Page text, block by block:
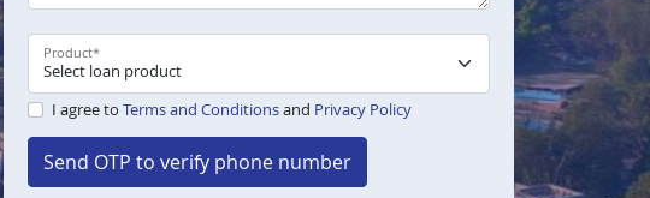
Product*
I agree to Terms and Conditionsand Privacy Policy
Send OTP to verify phone number